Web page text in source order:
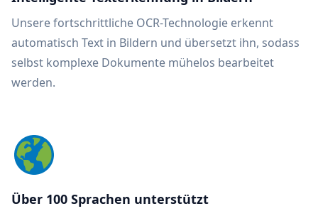
Unsere fortschrittliche OCR-Technologie erkennt
automatisch Text in Bildern und übersetzt ihn, sodass
selbst komplexe Dokumente mühelos bearbeitet
werden.
Über 100 Sprachen unterstützt